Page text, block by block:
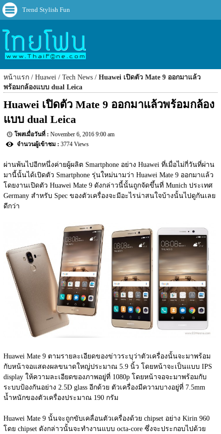
Trend Stylish Fun
หน้าแรก Huawei Tech News
Huawei เปิดตัว Mate 9 ออกมาแล้ว
พร้อมกล้องแบบ dual Leica
Huawei เปิดตัว Mate 9 ออกมาแล้วพร้อมกล้อง
แบบ dual Leica
November 6, 2016 9:00 am
3774 Views
ผ่านพ้นไปอีกหนึ่งค่ายผู้ผลิต Smartphone อย่าง Huawei ที่เมื่อไม่กี่วันที่ผ่าน
มานี้นั้นได้เปิดตัว Smartphone รุ่นใหม่นามว่า Huawei Mate 9 ออกมาแล้ว
โดยงานเปิดตัว Huawei Mate 9 ดังกล่าวนี้นั้นถูกจัดขึ้นที่ Munich ประเทศ
Germany สำหรับ Spec ของตัวเครื่องจะมีอะไรน่าสนใจบ้างนั้นไปดูกันเลย
ดีกว่า
Huawei Mate 9 ตามรายละเอียดของข่าวระบุว่าตัวเครื่องนั้นจะมาพร้อม
กับหน้าจอแสดงผลขนาดใหญ่ประมาณ 5.9 นิ้ว โดยหน้าจะเป็นแบบ IPS
display ให้ความละเอียดของภาพอยู่ที่ 1080p โดยหน้าจอจะมาพร้อมกับ
ระบบป้องกันอย่าง 2.5D glass อีกด้วย ตัวเครื่องมีความบางอยู่ที่ 7.5mm
น้ำหนักของตัวเครื่องประมาณ 190 กรัม
Huawei Mate 9 นั้นจะถูกขับเคลื่อนตัวเครื่องด้วย chipset อย่าง Kirin 960
โดย chipset ดังกล่าวนั้นจะทำงานแบบ octa-core ซึ่งจะประกอบไปด้วย